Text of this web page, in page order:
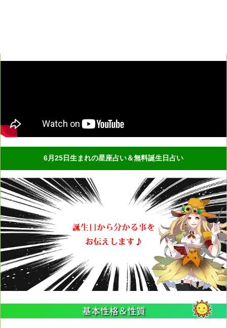
6月25日生まれの星座占い＆無料誕生日占い